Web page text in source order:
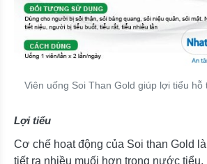
Viên uống Soi Than Gold giúp lợi tiểu hỗ
Lợi tiểu
Cơ chế hoạt động của Soi than Gold
tiết ra nhiều muối hơn trong nước tiểu.